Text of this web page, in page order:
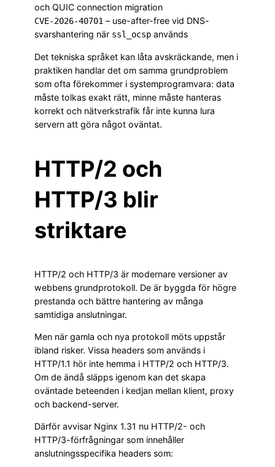
och QUIC connection migration
CVE-2026-40701 – use-after-free vid DNS-
svarshantering när ssl_ocsp används
Det tekniska språket kan låta avskräckande, men i
praktiken handlar det om samma grundproblem
som ofta förekommer i systemprogramvara: data
måste tolkas exakt rätt, minne måste hanteras
korrekt och nätverkstrafik får inte kunna lura
servern att göra något oväntat.
HTTP/2 och
HTTP/3 blir
striktare
HTTP/2 och HTTP/3 är modernare versioner av
webbens grundprotokoll. De är byggda för högre
prestanda och bättre hantering av många
samtidiga anslutningar.
Men när gamla och nya protokoll möts uppstår
ibland risker. Vissa headers som används i
HTTP/1.1 hör inte hemma i HTTP/2 och HTTP/3.
Om de ändå släpps igenom kan det skapa
oväntade beteenden i kedjan mellan klient, proxy
och backend-server.
Därför avvisar Nginx 1.31 nu HTTP/2- och
HTTP/3-förfrågningar som innehåller
anslutningsspecifika headers som: